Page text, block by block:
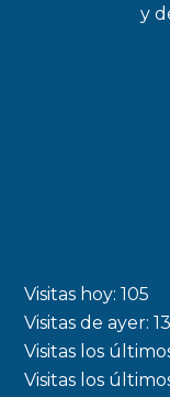
y
Visitas hoy:105
Visitas de ayer:
Visitas los
Visitas los